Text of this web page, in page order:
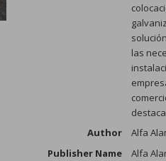
las
Author
Alfa
Publisher Name
Alfa